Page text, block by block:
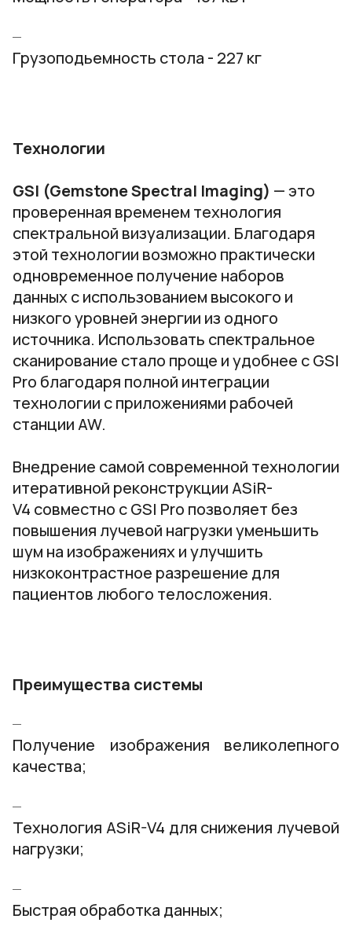
Грузоподьемность стола - 227 кг
Технологии
GSI (Gemstone Spectral Imaging) — это
проверенная временем технология
спектральной визуализации. Благодаря
этой технологии возможно практически
одновременное получение наборов
данных с использованием высокого и
низкого уровней энергии из одного
источника. Использовать спектральное
сканирование стало проще и удобнее с GSI
Pro благодаря полной интеграции
технологии с приложениями рабочей
станции AW.
Внедрение самой современной технологии
итеративной реконструкции ASiR-
V4 совместно с GSI Pro позволяет без
повышения лучевой нагрузки уменьшить
шум на изображениях и улучшить
низкоконтрастное разрешение для
пациентов любого телосложения.
Преимущества системы
Получение изображения великолепного
качества;
Технология ASiR-V4 для снижения лучевой
нагрузки;
Быстрая обработка данных;